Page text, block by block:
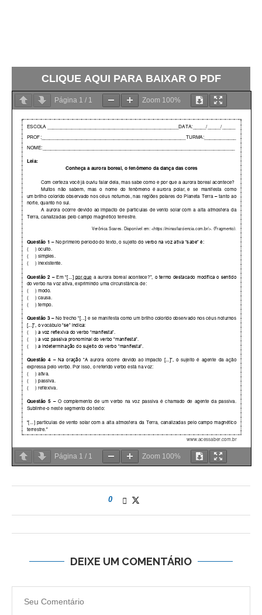
CLIQUE AQUI PARA BAIXAR O PDF
Página 1 / 1 Zoom 100%
Página 1 / 1 Zoom 100%
0
DEIXE UM COMENTÁRIO